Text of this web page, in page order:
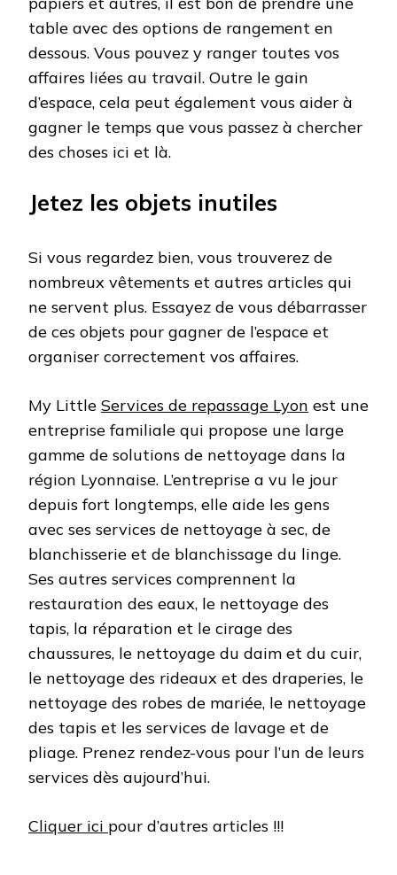
table avec des options de rangement en
dessous. Vous pouvez y ranger toutes vos
affaires liées au travail. Outre le gain
d’espace, cela peut également vous aider à
gagner le temps que vous passez à chercher
des choses ici et là.
Jetez les objets inutiles
Si vous regardez bien, vous trouverez de
nombreux vêtements et autres articles qui
ne servent plus. Essayez de vous débarrasser
de ces objets pour gagner de l’espace et
organiser correctement vos affaires.
My Little Services de repassage Lyon est une
entreprise familiale qui propose une large
gamme de solutions de nettoyage dans la
région Lyonnaise. L’entreprise a vu le jour
depuis fort longtemps, elle aide les gens
avec ses services de nettoyage à sec, de
blanchisserie et de blanchissage du linge.
Ses autres services comprennent la
restauration des eaux, le nettoyage des
tapis, la réparation et le cirage des
chaussures, le nettoyage du daim et du cuir,
le nettoyage des rideaux et des draperies, le
nettoyage des robes de mariée, le nettoyage
des tapis et les services de lavage et de
pliage. Prenez rendez-vous pour l’un de leurs
services dès aujourd’hui.
Cliquer ici pour d’autres articles !!!